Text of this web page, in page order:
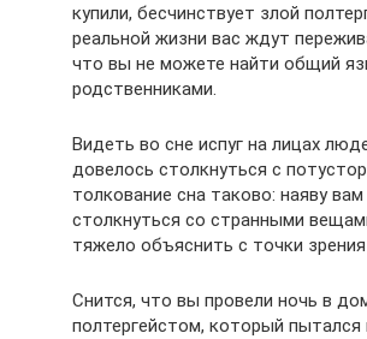
купили, бесчинствует злой
реальной жизни вас ждут
что вы не можете найти общий
родственниками.
Видеть во сне испуг на лицах
довелось столкнуться с
толкование сна таково: наяву
столкнуться со странными
тяжело объяснить с точки зрения
Снится, что вы провели ночь в
полтергейстом, который пытался